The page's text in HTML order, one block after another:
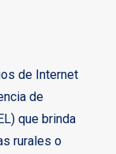
de Internet
de
que brinda
rurales o